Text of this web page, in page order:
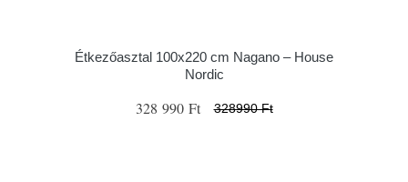
Étkezőasztal 100x220 cm Nagano – House
Nordic
328 990 Ft 328990 Ft